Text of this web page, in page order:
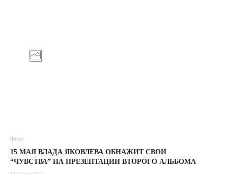
Фото
15 МАЯ ВЛАДА ЯКОВЛЕВА ОБНАЖИТ СВОИ
“ЧУВСТВА” НА ПРЕЗЕНТАЦИИ ВТОРОГО АЛЬБОМА